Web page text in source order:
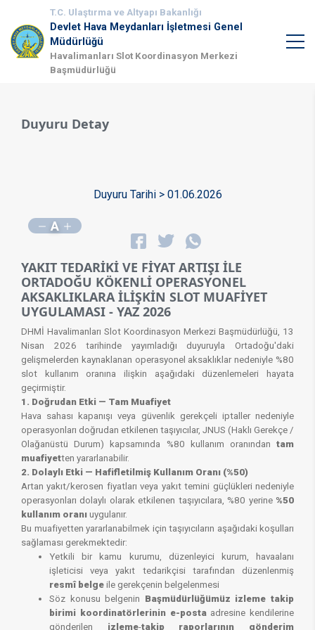
T.C. Ulaştırma ve Altyapı Bakanlığı
Devlet Hava Meydanları İşletmesi Genel
Müdürlüğü
Havalimanları Slot Koordinasyon Merkezi
Başmüdürlüğü
Duyuru Detay
Duyuru Tarihi > 01.06.2026
A
YAKIT TEDARİKİ VE FİYAT ARTIŞI İLE
ORTADOĞU KÖKENLİ OPERASYONEL
AKSAKLIKLARA İLİŞKİN SLOT MUAFİYET
UYGULAMASI - YAZ 2026
DHMİ Havalimanları Slot Koordinasyon Merkezi Başmüdürlüğü, 13
Nisan 2026 tarihinde yayımladığı duyuruyla Ortadoğu'daki
gelişmelerden kaynaklanan operasyonel aksaklıklar nedeniyle %80
slot kullanım oranına ilişkin aşağıdaki düzenlemeleri hayata
geçirmiştir.
1. Doğrudan Etki — Tam Muafiyet
Hava sahası kapanışı veya güvenlik gerekçeli iptaller nedeniyle
operasyonları doğrudan etkilenen taşıyıcılar, JNUS (Haklı Gerekçe /
Olağanüstü Durum) kapsamında %80 kullanım oranından tam
muafiyetten yararlanabilir.
2. Dolaylı Etki — Hafifletilmiş Kullanım Oranı (%50)
Artan yakıt/kerosen fiyatları veya yakıt temini güçlükleri nedeniyle
operasyonları dolaylı olarak etkilenen taşıyıcılara, %80 yerine %50
kullanım oranı uygulanır.
Bu muafiyetten yararlanabilmek için taşıyıcıların aşağıdaki koşulları
sağlaması gerekmektedir:
Yetkili bir kamu kurumu, düzenleyici kurum, havaalanı
işleticisi veya yakıt tedarikçisi tarafından düzenlenmiş
resmî belge ile gerekçenin belgelenmesi
Söz konusu belgenin Başmüdürlüğümüz izleme takip
birimi koordinatörlerinin e-posta adresine kendilerine
gönderilen izleme-takip raporlarının gönderim